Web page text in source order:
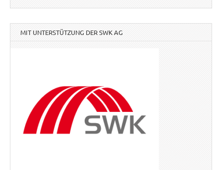
MIT UNTERSTÜTZUNG DER SWK AG